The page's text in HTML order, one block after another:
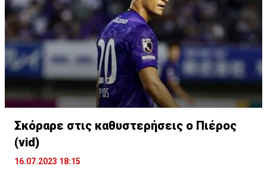
Σκόραρε στις καθυστερήσεις ο Πιέρος
(vid)
16.07.2023 18:15